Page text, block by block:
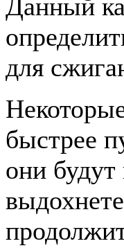
Данный
для
быстрее
они